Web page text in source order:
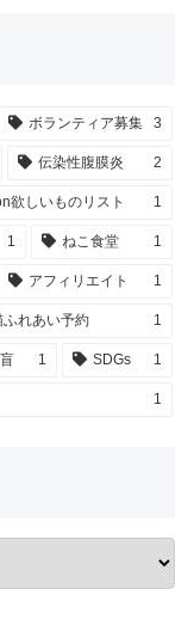
ボランティア募集 3
伝染性腹膜炎 2
欲しいものリスト 1
1 ねこ食堂 1
アフィリエイト 1
ふれあい予約 1
1 SDGs 1
1